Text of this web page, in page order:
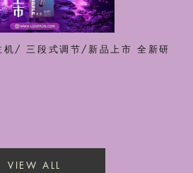
机/ 三段式调节/新品上市 全新研
VIEW ALL